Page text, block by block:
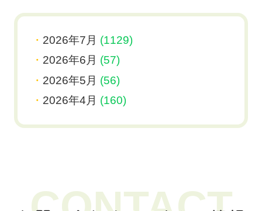
2026年7月 (1129)
2026年6月 (57)
2026年5月 (56)
2026年4月 (160)